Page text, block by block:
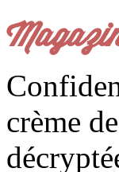
crème